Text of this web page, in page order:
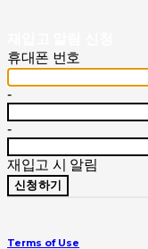
휴대폰 번호
-
-
재입고 시 알림
신청하기
Terms of Use